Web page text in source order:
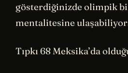
gösterdiğinizde olimpik
mentalitesine
Tıpkı 68 Meksika’da